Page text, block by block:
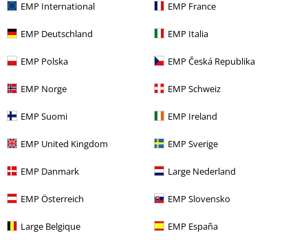
EMP International EMP France
EMP Deutschland EMP Italia
EMP Polska EMP Česká Republika
EMP Norge EMP Schweiz
EMP Suomi EMP Ireland
EMP United Kingdom EMP Sverige
EMP Danmark Large Nederland
EMP Österreich EMP Slovensko
Large Belgique EMP España
Från289:-
More categories. More options.
Kläder & accessoarer T-Shirtar
Teman Svarta kläder Svarta t-shirts
Plusstorlekar T-shirts & Toppar T-shirts
Plusstorlekar Killar
Kläder T-shirts & Toppar